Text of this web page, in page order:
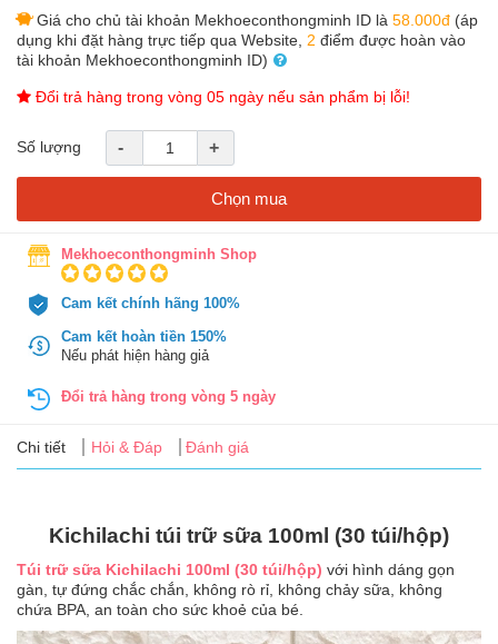
mà
học
cho
cho
dùng
nhà
Tin
Giá cho chủ tài khoản Mekhoeconthongminh ID là 58.000đ (áp
dụng khi đặt hàng trực tiếp qua Website, 2 điểm được hoàn vào
tài khoản Mekhoeconthongminh ID)
Đổi trả hàng trong vòng 05 ngày nếu sản phẩm bị lỗi!
Số lượng - +
Chọn mua
Mekhoeconthongminh Shop
Cam kết chính hãng 100%
Cam kết hoàn tiền 150%
Nếu phát hiện hàng giả
Đổi trả hàng trong vòng 5 ngày
Chi tiết Hỏi & Đáp Đánh giá
Kichilachi túi trữ sữa 100ml (30 túi/hộp)
Túi trữ sữa Kichilachi 100ml (30 túi/hộp) với hình dáng gọn
gàn, tự đứng chắc chắn, không rò rỉ, không chảy sữa, không
chứa BPA, an toàn cho sức khoẻ của bé.